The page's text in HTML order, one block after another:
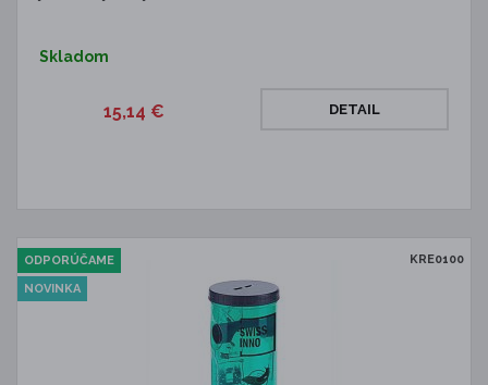
Skladom
15,14 € DETAIL
KRE0100
ODPORÚČAME
NOVINKA